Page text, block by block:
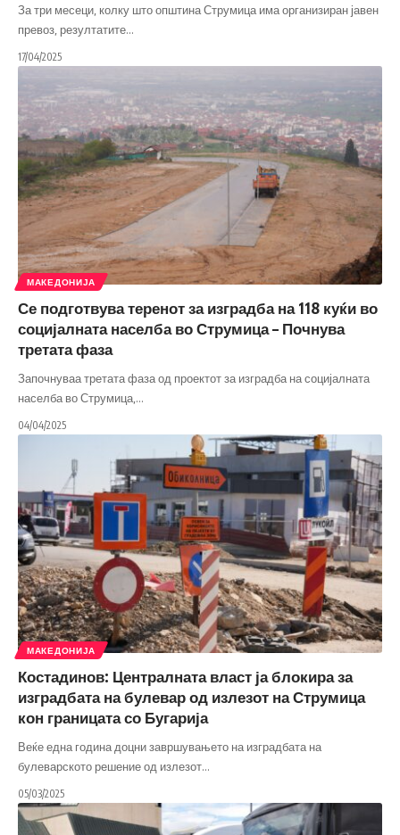
За три месеци, колку што општина Струмица има организиран јавен
превоз, резултатите…
17/04/2025
МАКЕДОНИЈА
Се подготвува теренот за изградба на 118 куќи во
социјалната населба во Струмица – Почнува
третата фаза
Започнуваа третата фаза од проектот за изградба на социјалната
населба во Струмица, …
04/04/2025
МАКЕДОНИЈА
Костадинов: Централната власт ја блокира за
изградбата на булевар од излезот на Струмица
кон границата со Бугарија
Веќе една година доцни завршувањето на изградбата на
булеварското решение од излезот…
05/03/2025